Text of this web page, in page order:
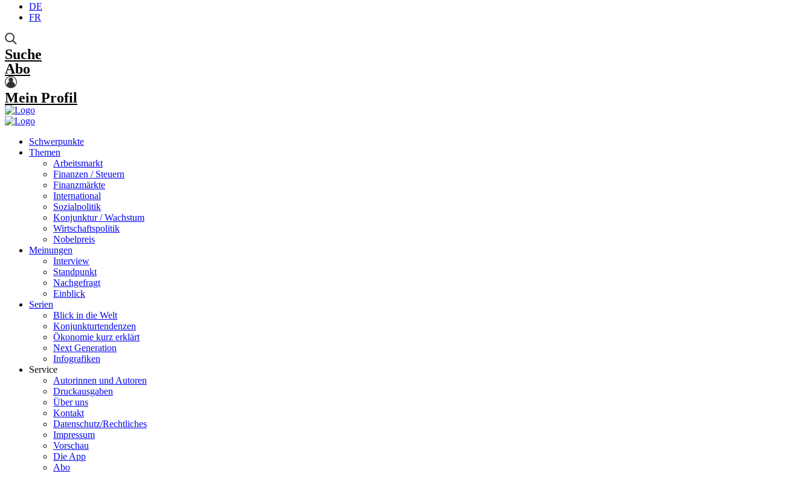
DE
FR
Suche
Abo
Mein Profil
Schwerpunkte
Themen
Arbeitsmarkt
Finanzen / Steuern
Finanzmärkte
International
Sozialpolitik
Konjunktur / Wachstum
Wirtschaftspolitik
Nobelpreis
Meinungen
Interview
Standpunkt
Nachgefragt
Einblick
Serien
Blick in die Welt
Konjunkturtendenzen
Ökonomie kurz erklärt
Next Generation
Infografiken
Service
Autorinnen und Autoren
Druckausgaben
Über uns
Kontakt
Datenschutz/Rechtliches
Impressum
Vorschau
Die App
Abo